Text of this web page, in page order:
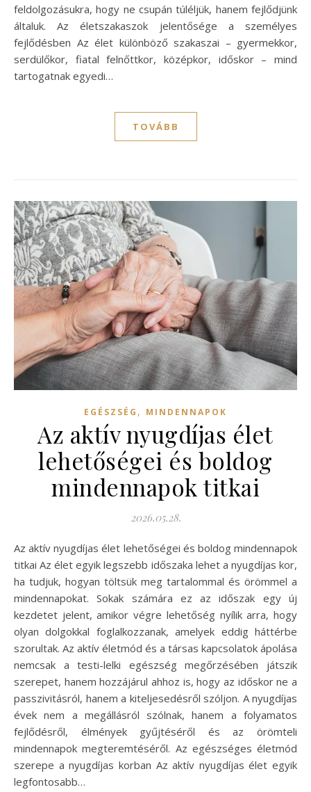
feldolgozásukra, hogy ne csupán túléljük, hanem fejlődjünk
általuk. Az életszakaszok jelentősége a személyes
fejlődésben Az élet különböző szakaszai – gyermekkor,
serdülőkor, fiatal felnőttkor, középkor, időskor – mind
tartogatnak egyedi…
TOVÁBB
EGÉSZSÉG , MINDENNAPOK
Az aktív nyugdíjas élet
lehetőségei és boldog
mindennapok titkai
2026.05.28.
Az aktív nyugdíjas élet lehetőségei és boldog mindennapok
titkai Az élet egyik legszebb időszaka lehet a nyugdíjas kor,
ha tudjuk, hogyan töltsük meg tartalommal és örömmel a
mindennapokat. Sokak számára ez az időszak egy új
kezdetet jelent, amikor végre lehetőség nyílik arra, hogy
olyan dolgokkal foglalkozzanak, amelyek eddig háttérbe
szorultak. Az aktív életmód és a társas kapcsolatok ápolása
nemcsak a testi-lelki egészség megőrzésében játszik
szerepet, hanem hozzájárul ahhoz is, hogy az időskor ne a
passzivitásról, hanem a kiteljesedésről szóljon. A nyugdíjas
évek nem a megállásról szólnak, hanem a folyamatos
fejlődésről, élmények gyűjtéséről és az örömteli
mindennapok megteremtéséről. Az egészséges életmód
szerepe a nyugdíjas korban Az aktív nyugdíjas élet egyik
legfontosabb…